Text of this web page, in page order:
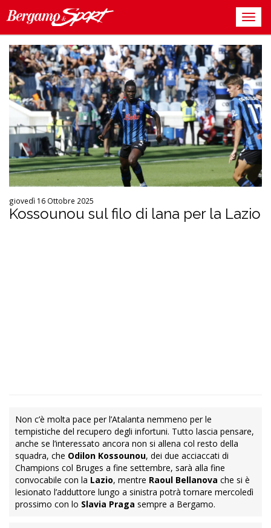
giovedì 16 Ottobre 2025
Kossounou sul filo di lana per la Lazio
Non c’è molta pace per l’Atalanta nemmeno per le
tempistiche del recupero degli infortuni. Tutto lascia pensare,
anche se l’interessato ancora non si allena col resto della
squadra, che Odilon Kossounou, dei due acciaccati di
Champions col Bruges a fine settembre, sarà alla fine
convocabile con la Lazio, mentre Raoul Bellanova che si è
lesionato l’adduttore lungo a sinistra potrà tornare mercoledì
prossimo con lo Slavia Praga sempre a Bergamo.